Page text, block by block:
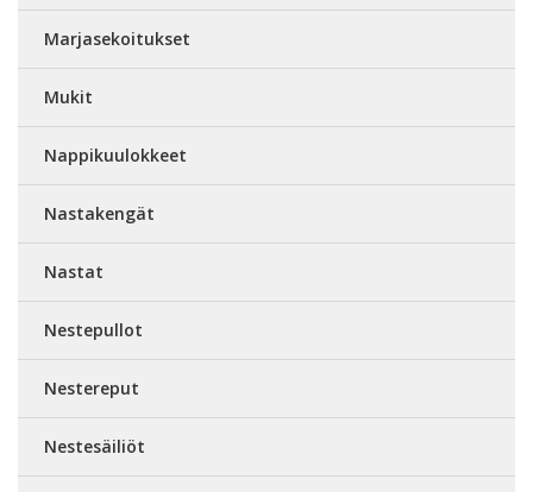
Marjasekoitukset
Mukit
Nappikuulokkeet
Nastakengät
Nastat
Nestepullot
Nestereput
Nestesäiliöt